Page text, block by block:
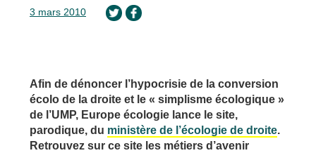
3 mars 2010
Afin de dénoncer l’hypocrisie de la conversion
écolo de la droite et le « simplisme écologique »
de l’UMP, Europe écologie lance le site,
parodique, du ministère de l’écologie de droite.
Retrouvez sur ce site les métiers d’avenir